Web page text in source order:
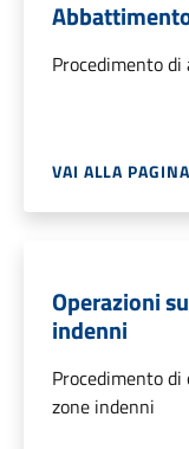
Procedimento
VAI ALLA PAGINA
Operazioni
indenni
Procedimento
zone indenni